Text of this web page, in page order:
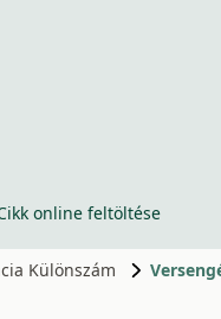
online feltöltése
Különszám